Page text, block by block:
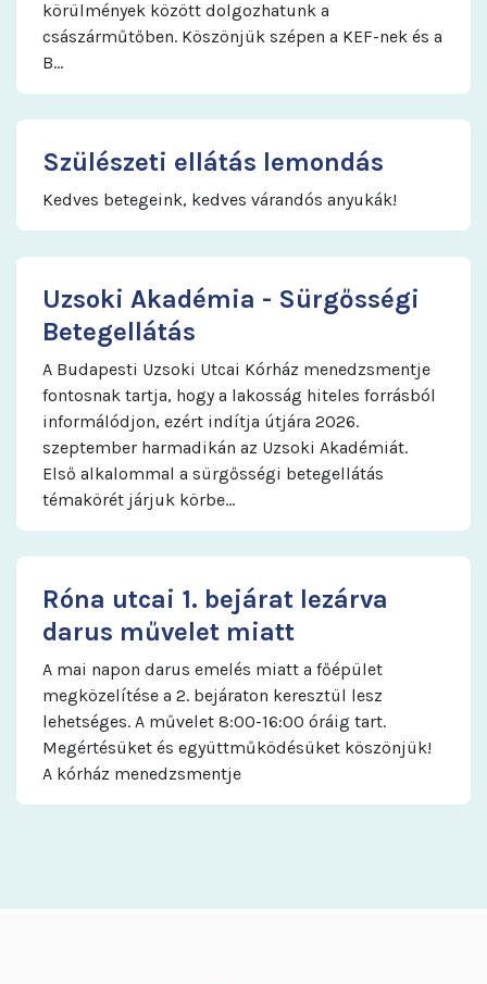
körülmények között dolgozhatunk a
császárműtőben. Köszönjük szépen a KEF-nek és a
B…
Szülészeti ellátás lemondás
Kedves betegeink, kedves várandós anyukák!
Uzsoki Akadémia - Sürgősségi
Betegellátás
A Budapesti Uzsoki Utcai Kórház menedzsmentje
fontosnak tartja, hogy a lakosság hiteles forrásból
informálódjon, ezért indítja útjára 2026.
szeptember harmadikán az Uzsoki Akadémiát.
Első alkalommal a sürgősségi betegellátás
témakörét járjuk körbe…
Róna utcai 1. bejárat lezárva
darus művelet miatt
A mai napon darus emelés miatt a főépület
megközelítése a 2. bejáraton keresztül lesz
lehetséges. A művelet 8:00-16:00 óráig tart.
Megértésüket és együttműködésüket köszönjük!
A kórház menedzsmentje